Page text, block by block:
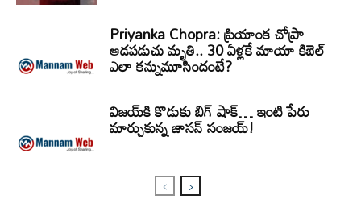
Priyanka Chopra: ప్రియాంక చోప్రా
ఆడపడుచు మృతి.. 30 ఏళ్లకే మాయా కిబెల్
ఎలా కన్నుమూసిందంటే?
విజయ్‌కి కొడుకు బిగ్ షాక్… ఇంటి పేరు
మార్చుకున్న జాసన్ సంజయ్!